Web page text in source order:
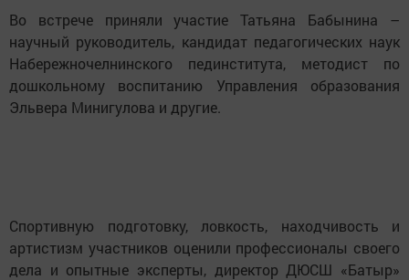
Во встрече приняли участие Татьяна Бабынина –
научный руководитель, кандидат педагогических наук
Набережночелнинского пединститута, методист по
дошкольному воспитанию Управления образования
Эльвера Минигулова и другие.
Спортивную подготовку, ловкость, находчивость и
артистизм участников оценили профессионалы своего
дела и опытные эксперты, директор ДЮСШ «Батыр»